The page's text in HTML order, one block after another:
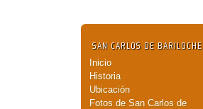
SAN CARLOS DE BARILOCHE
Inicio
Historia
Ubicación
Fotos de San Carlos de